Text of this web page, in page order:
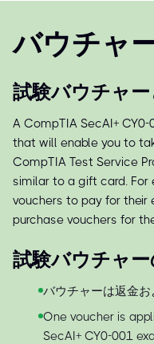
バウチャ
試験バウチャ
A CompTIA SecAI+
that will enable you to
CompTIA Test Service
similar to a gift card. For
vouchers to pay for their
purchase vouchers for
試験バウチャー
バウチャーは返金お
One voucher is
SecAI+ CY0-001